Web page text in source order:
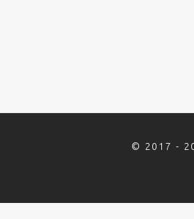
© 2017 -